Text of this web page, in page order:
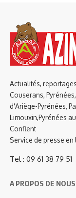
Actualités,
Couserans,
d'Ariège-Pyrénées,
Limouxin,Pyrénées
Conflent
Service de presse en
Tel : 09 61 38 79 51
A PROPOS DE NOUS